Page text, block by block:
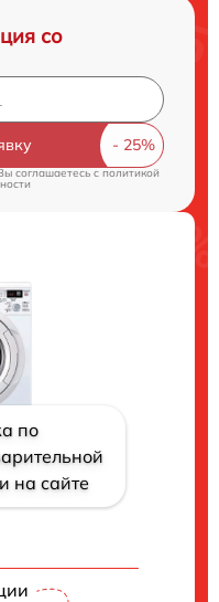
со
соглашаетесь cполитикой
по
на сайте